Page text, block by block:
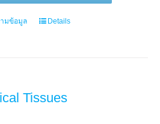
มข้อมูล Details
Tissues